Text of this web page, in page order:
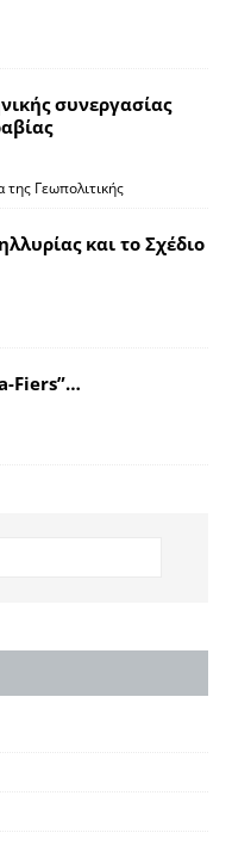
συνεργασίας
Γεωπολιτικής
και το Σχέδιο
Fiers”…